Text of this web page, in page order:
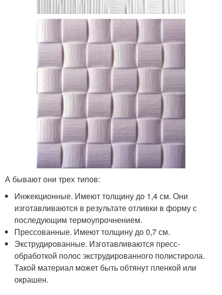
А бывают они трех типов:
Инжекционные. Имеют толщину до 1,4 см. Они
изготавливаются в результате отливки в форму с
последующим термоупрочнением.
Прессованные. Имеют толщину до 0,7 см.
Экструдированные. Изготавливаются пресс-
обработкой полос экструдированного полистирола.
Такой материал может быть обтянут пленкой или
окрашен.